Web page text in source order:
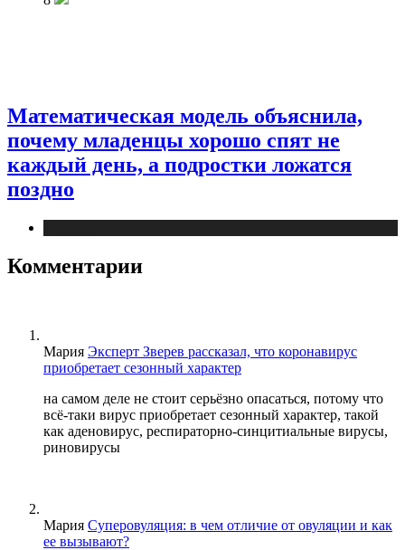
Математическая модель объяснила,
почему младенцы хорошо спят не
каждый день, а подростки ложатся
поздно
Комментарии
Мария Эксперт Зверев рассказал, что коронавирус
приобретает сезонный характер
на самом деле не стоит серьёзно опасаться, потому что
всё-таки вирус приобретает сезонный характер, такой
как аденовирус, респираторно-синцитиальные вирусы,
риновирусы
Мария Суперовуляция: в чем отличие от овуляции и как
ее вызывают?